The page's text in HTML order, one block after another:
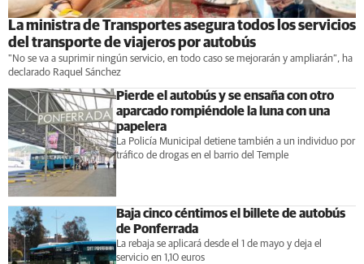
La ministra de Transportes asegura todos los servicios
del transporte de viajeros por autobús
"No se va a suprimir ningún servicio, en todo caso se mejorarán y ampliarán”, ha
declarado Raquel Sánchez
Pierde el autobús y se ensaña con otro
aparcado rompiéndole la luna con una
papelera
La Policía Municipal detiene también a un individuo por
tráfico de drogas en el barrio del Temple
Baja cinco céntimos el billete de autobús
de Ponferrada
La rebaja se aplicará desde el 1 de mayo y deja el
servicio en 1,10 euros